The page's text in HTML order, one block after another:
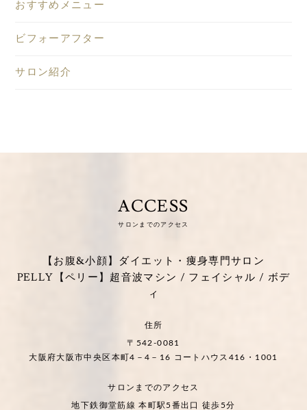
おすすめメニュー
ビフォーアフター
サロン紹介
ACCESS
サロンまでのアクセス
【お腹&小顔】ダイエット・痩身専門サロン
PELLY【ペリー】超音波マシン / フェイシャル / ボデ
ィ
住所
〒542-0081
大阪府大阪市中央区本町4－4－16 コートハウス416・1001
サロンまでのアクセス
地下鉄御堂筋線 本町駅5番出口 徒歩5分